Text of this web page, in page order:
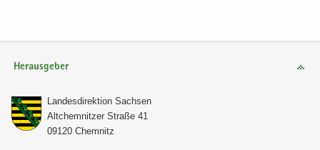
Herausgeber
Lan­des­di­rek­ti­on Sach­sen
Alt­chem­nit­zer Stra­ße 41
09120 Chem­nitz